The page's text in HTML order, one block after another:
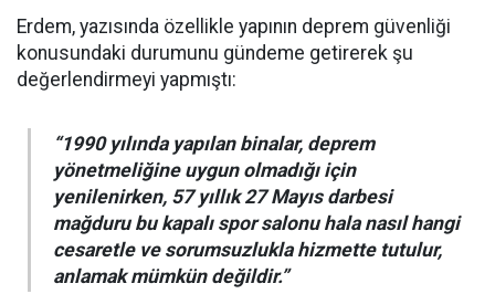
Erdem, yazısında özellikle yapının deprem güvenliği
konusundaki durumunu gündeme getirerek şu
değerlendirmeyi yapmıştı:
“1990 yılında yapılan binalar, deprem
yönetmeliğine uygun olmadığı için
yenilenirken, 57 yıllık 27 Mayıs darbesi
mağduru bu kapalı spor salonu hala nasıl hangi
cesaretle ve sorumsuzlukla hizmette tutulur,
anlamak mümkün değildir.”